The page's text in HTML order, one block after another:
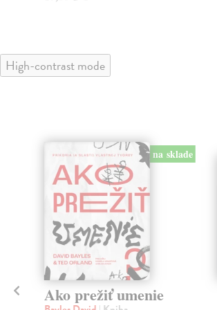
High-contrast mode
na sklade
Ako prežiť umenie